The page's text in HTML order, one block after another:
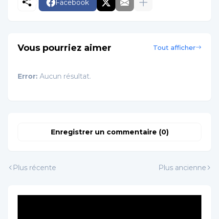
Facebook
Vous pourriez aimer Tout afficher
Error: Aucun résultat.
Enregistrer un commentaire (0)
Plus récente Plus ancienne